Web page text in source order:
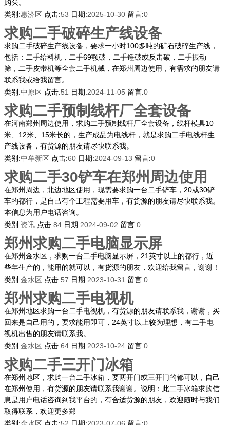
购买。
类别:惠济区 点击:53 日期:2025-10-30 留言:0
求购二手破碎生产线设备
求购二手破碎生产线设备，要求一小时100多吨的矿石破碎生产线，
包括：二手给料机，二手69颚破，二手锤破或反击破，二手振动
筛，二手皮带机等全套二手机械，在郑州周边使用，有需求的朋友请
联系我或给我留言。
类别:中原区 点击:51 日期:2024-11-05 留言:0
求购二手预制线杆厂全套设备
在河南郑州周边使用，求购二手预制线杆厂全套设备，线杆模具10
米、12米、15米长的，生产成品为电线杆，就是求购二手电线杆生
产线设备，有货源的朋友请尽快联系我。
类别:中牟新区 点击:60 日期:2024-09-13 留言:0
求购二手30铲车在郑州周边使用
在郑州周边，北边地区使用，现需要求购一台二手铲车，20或30铲
车的都行，是自己有个工程需要用车，有货源的朋友请尽快联系我。
本信息为用户电话咨询。
类别:资讯 点击:84 日期:2024-09-02 留言:0
郑州求购二手电脑显示屏
在郑州金水区，求购一台二手电脑显示屏，21英寸以上的都行，近
些年生产的，能用的就可以，有货源的朋友，欢迎给我留言，谢谢！
类别:金水区 点击:57 日期:2023-10-31 留言:0
郑州求购二手电视机
在郑州地区求购一台二手电视机，有货源的朋友请联系我，谢谢，买
回来是自己用的，要求能用即可，24英寸以上较为理想，有二手电
视机出售的朋友请联系我。
类别:金水区 点击:64 日期:2023-10-24 留言:0
求购二手三开门冰箱
在郑州地区，求购一台二手冰箱，要两开门或三开门的都可以，自己
在郑州使用，有货源的朋友请联系我谢谢。说明：此二手冰箱求购信
息是用户电话咨询到我平台的，有合适货源的朋友，欢迎随时与我们
取得联系，欢迎更多郑